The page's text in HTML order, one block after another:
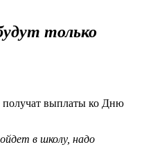
только
получат выплаты ко Дню
в школу, надо